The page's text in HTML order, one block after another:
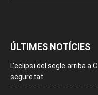
ÚLTIMES NOTÍCIES
L’eclipsi del segle arriba a
seguretat